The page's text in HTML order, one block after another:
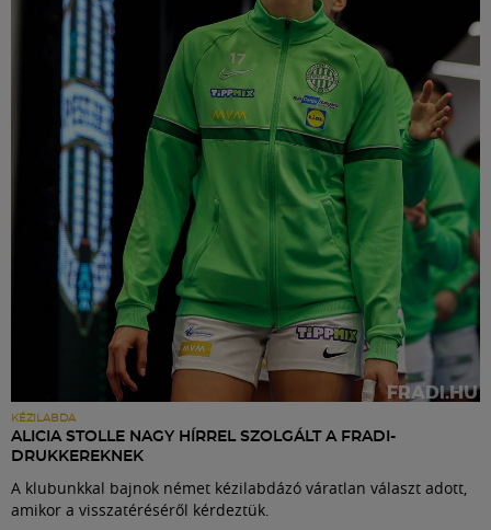
KÉZILABDA
ALICIA STOLLE NAGY HÍRREL SZOLGÁLT A FRADI-
DRUKKEREKNEK
A klubunkkal bajnok német kézilabdázó váratlan választ adott,
amikor a visszatéréséről kérdeztük.